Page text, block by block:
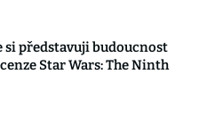
si představuji budoucnost
Star Wars: The Ninth